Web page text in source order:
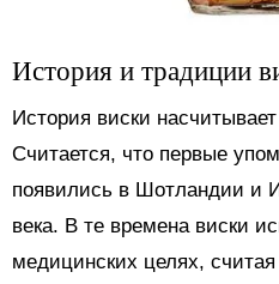
История и традиции
История виски насчитывает
Считается, что первые
появились в Шотландии и
века. В те времена виски
медицинских целях,